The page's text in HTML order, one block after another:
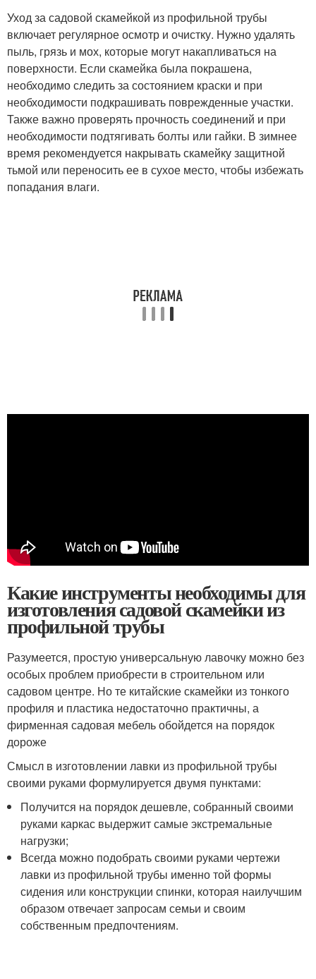
Уход за садовой скамейкой из профильной трубы
включает регулярное осмотр и очистку. Нужно удалять
пыль, грязь и мох, которые могут накапливаться на
поверхности. Если скамейка была покрашена,
необходимо следить за состоянием краски и при
необходимости подкрашивать поврежденные участки.
Также важно проверять прочность соединений и при
необходимости подтягивать болты или гайки. В зимнее
время рекомендуется накрывать скамейку защитной
тьмой или переносить ее в сухое место, чтобы избежать
попадания влаги.
Какие инструменты необходимы для
изготовления садовой скамейки из
профильной трубы
Разумеется, простую универсальную лавочку можно без
особых проблем приобрести в строительном или
садовом центре. Но те китайские скамейки из тонкого
профиля и пластика недостаточно практичны, а
фирменная садовая мебель обойдется на порядок
дороже
Смысл в изготовлении лавки из профильной трубы
своими руками формулируется двумя пунктами:
Получится на порядок дешевле, собранный своими
руками каркас выдержит самые экстремальные
нагрузки;
Всегда можно подобрать своими руками чертежи
лавки из профильной трубы именно той формы
сидения или конструкции спинки, которая наилучшим
образом отвечает запросам семьи и своим
собственным предпочтениям.